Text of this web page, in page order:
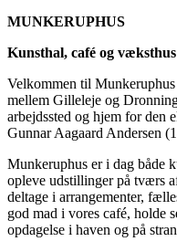
MUNKERUPHUS
Kunsthal, café og væksthus
Velkommen til
mellem Gilleleje og
arbejdssted og hjem for den
Gunnar Aagaard Andersen
Munkeruphus er i dag både
opleve udstillinger på tværs
deltage i arrangementer,
god mad i vores café, holde
opdagelse i haven og på